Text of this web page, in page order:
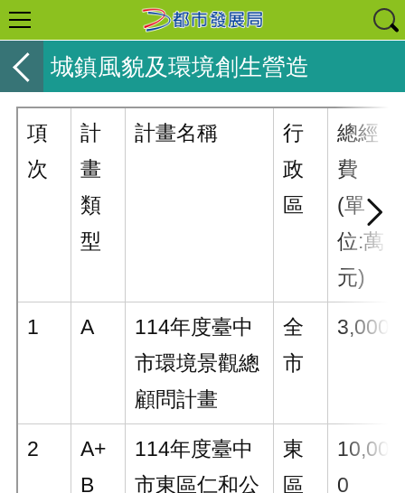
城鎮風貌及環境創生營造
項
次
計
畫
類
型
計畫名稱
行
政
區
總經
費
(單
位:萬
元)
1 A
114年度臺中
市環境景觀總
顧問計畫
全
市
3,000
2
A+
B
114年度臺中
市東區仁和公
東
區
10,00
0